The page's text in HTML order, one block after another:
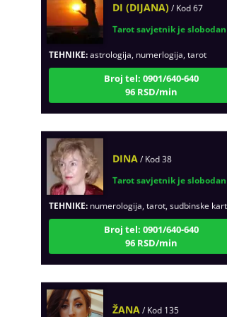
TEHNIKE:astrologija, numerlogija, tarot
Broj tel: 0901/640-640
96 RSD/min
TEHNIKE:numerologija, tarot, sudbinske karte
Broj tel: 0901/640-640
96 RSD/min